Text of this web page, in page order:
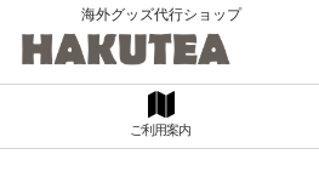
海外グッズ代行ショップ
ご利用案内